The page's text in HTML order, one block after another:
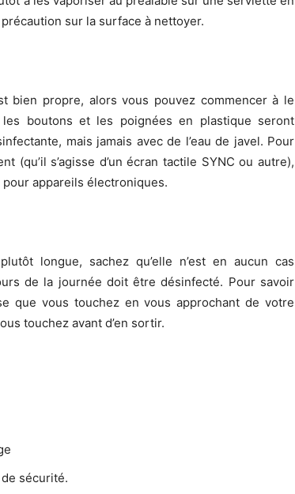
sur la surface à nettoyer.
bien propre, alors vous pouvez commencer à le
boutons et les poignées en plastique seront
mais jamais avec de l’eau de javel. Pour
(qu’il s’agisse d’un écran tactile SYNC ou autre),
appareils électroniques.
longue, sachez qu’elle n’est en aucun cas
de la journée doit être désinfecté. Pour savoir
que vous touchez en vous approchant de votre
touchez avant d’en sortir.
sécurité.